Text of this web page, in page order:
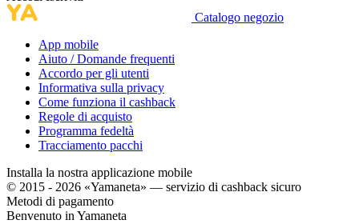
Catalogo negozio
App mobile
Aiuto / Domande frequenti
Accordo per gli utenti
Informativa sulla privacy
Come funziona il cashback
Regole di acquisto
Programma fedeltà
Tracciamento pacchi
Installa la nostra applicazione mobile
© 2015 - 2026 «Yamaneta» — servizio di cashback sicuro
Metodi di pagamento
Benvenuto in Yamaneta